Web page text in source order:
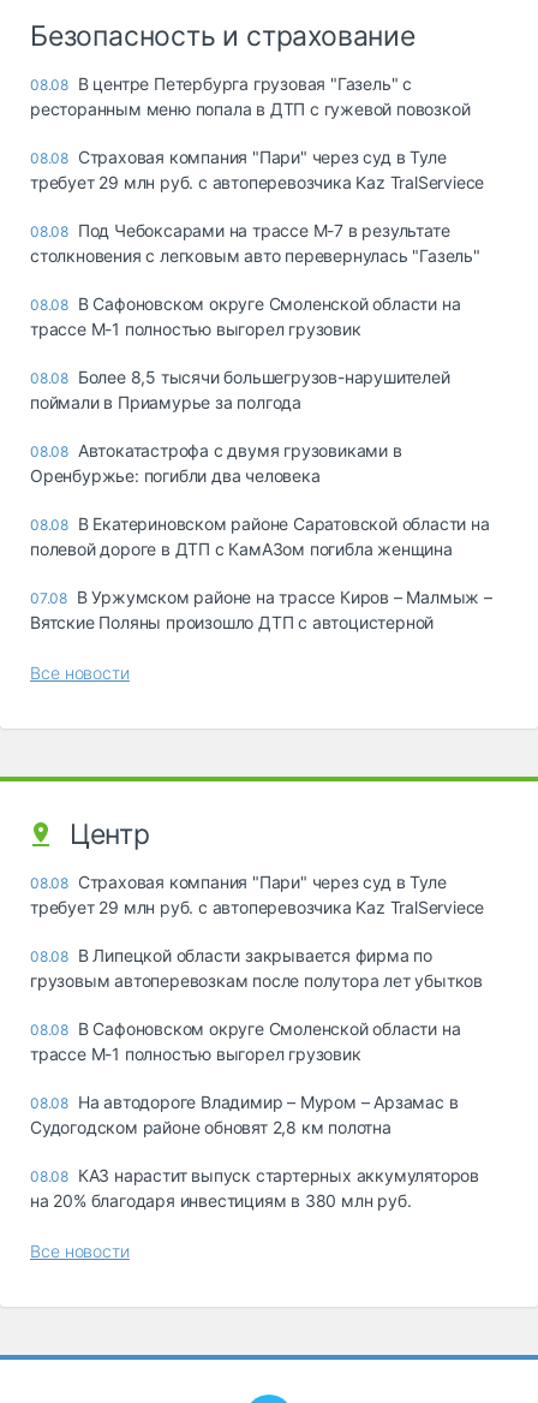
Безопасность и страхование
08.08 В центре Петербурга грузовая "Газель" с
ресторанным меню попала в ДТП с гужевой повозкой
08.08 Страховая компания "Пари" через суд в Туле
требует 29 млн руб. с автоперевозчика Kaz TralServiece
08.08 Под Чебоксарами на трассе М-7 в результате
столкновения с легковым авто перевернулась "Газель"
08.08 В Сафоновском округе Смоленской области на
трассе М-1 полностью выгорел грузовик
08.08 Более 8,5 тысячи большегрузов-нарушителей
поймали в Приамурье за полгода
08.08 Автокатастрофа с двумя грузовиками в
Оренбуржье: погибли два человека
08.08 В Екатериновском районе Саратовской области на
полевой дороге в ДТП с КамАЗом погибла женщина
07.08 В Уржумском районе на трассе Киров – Малмыж –
Вятские Поляны произошло ДТП с автоцистерной
Все новости
Центр
08.08 Страховая компания "Пари" через суд в Туле
требует 29 млн руб. с автоперевозчика Kaz TralServiece
08.08 В Липецкой области закрывается фирма по
грузовым автоперевозкам после полутора лет убытков
08.08 В Сафоновском округе Смоленской области на
трассе М-1 полностью выгорел грузовик
08.08 На автодороге Владимир – Муром – Арзамас в
Судогодском районе обновят 2,8 км полотна
08.08 КАЗ нарастит выпуск стартерных аккумуляторов
на 20% благодаря инвестициям в 380 млн руб.
Все новости